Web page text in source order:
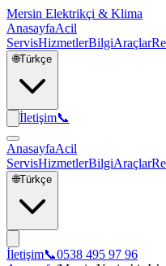
Mersin Elektrikçi & Klima
AnasayfaAcil
ServisHizmetlerBilgiAraçlar
🌐Türkçe
İletişim📞
AnasayfaAcil
ServisHizmetlerBilgiAraçlar
🌐Türkçe
İletişim📞0538 495 97 96